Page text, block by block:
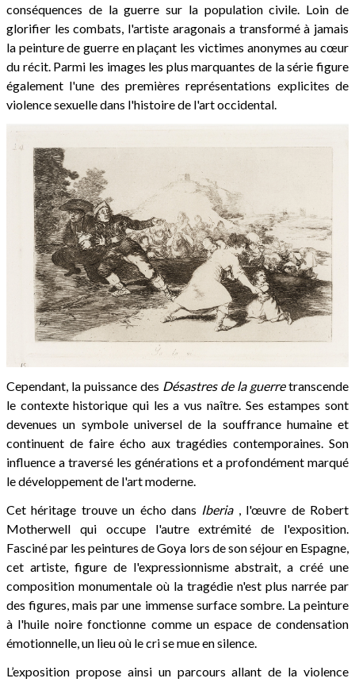
conséquences de la guerre sur la population civile. Loin de
glorifier les combats, l'artiste aragonais a transformé à jamais
la peinture de guerre en plaçant les victimes anonymes au cœur
du récit. Parmi les images les plus marquantes de la série figure
également l'une des premières représentations explicites de
violence sexuelle dans l'histoire de l'art occidental.
Cependant, la puissance des Désastres de la guerretranscende
le contexte historique qui les a vus naître. Ses estampes sont
devenues un symbole universel de la souffrance humaine et
continuent de faire écho aux tragédies contemporaines. Son
influence a traversé les générations et a profondément marqué
le développement de l'art moderne.
Cet héritage trouve un écho dans Iberia, l'œuvre de Robert
Motherwell qui occupe l'autre extrémité de l'exposition.
Fasciné par les peintures de Goya lors de son séjour en Espagne,
cet artiste, figure de l'expressionnisme abstrait, a créé une
composition monumentale où la tragédie n'est plus narrée par
des figures, mais par une immense surface sombre. La peinture
à l'huile noire fonctionne comme un espace de condensation
émotionnelle, un lieu où le cri se mue en silence.
L’exposition propose ainsi un parcours allant de la violence